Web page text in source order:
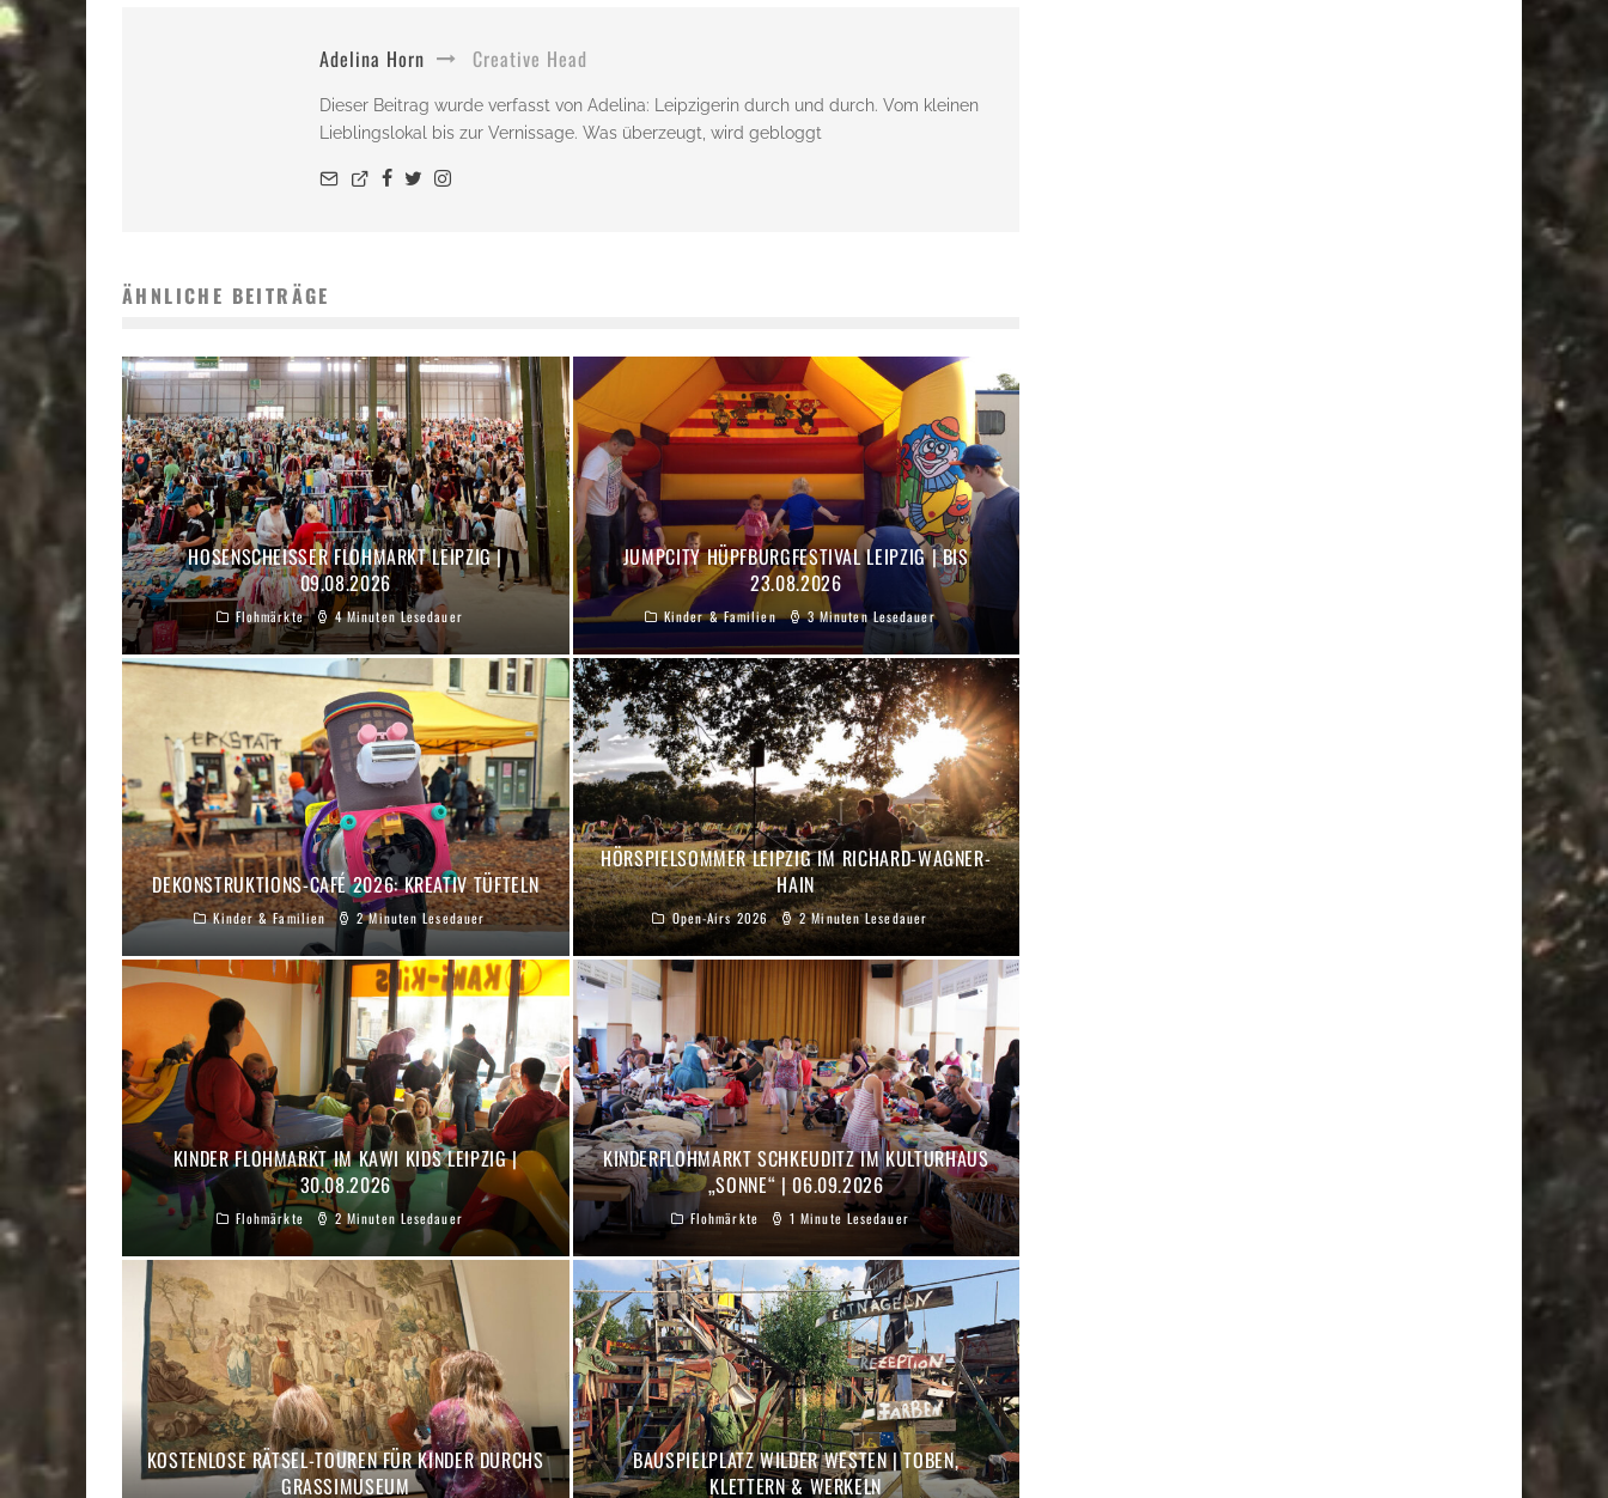
Adelina Horn Creative Head
Dieser Beitrag wurde verfasst von Adelina: Leipzigerin durch und durch. Vom kleinen
Lieblingslokal bis zur Vernissage. Was überzeugt, wird gebloggt
ÄHNLICHE BEITRÄGE
HOSENSCHEISSER FLOHMARKT LEIPZIG | 0
9.08.2026
Flohmärkte 4 Minuten Lesedauer
JUMPCITY HÜPFBURGFESTIVAL LEIPZIG | BIS
23.08.2026
Kinder & Familien 3 Minuten Lesedauer
DEKONSTRUKTIONS-CAFÉ 2026: KREATIV TÜFTELN
Kinder & Familien 2 Minuten Lesedauer
HÖRSPIELSOMMER LEIPZIG IM RICHARD-WAGNER-
HAIN
Open-Airs 2026 2 Minuten Lesedauer
KINDER FLOHMARKT IM KAWI KIDS LEIPZIG |
30.08.2026
Flohmärkte 2 Minuten Lesedauer
KINDERFLOHMARKT SCHKEUDITZ IM KULTURHAUS
„SONNE“ | 06.09.2026
Flohmärkte 1 Minute Lesedauer
KOSTENLOSE RÄTSEL-TOUREN FÜR KINDER DURCHS
GRASSIMUSEUM
BAUSPIELPLATZ WILDER WESTEN | TOBEN,
KLETTERN & WERKELN